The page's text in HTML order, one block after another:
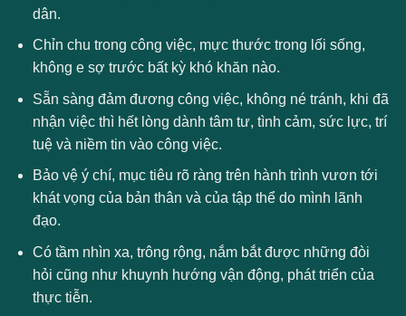
dân.
Chỉn chu trong công việc, mực thước trong lối sống,
không e sợ trước bất kỳ khó khăn nào.
Sẵn sàng đảm đương công việc, không né tránh, khi đã
nhận việc thì hết lòng dành tâm tư, tình cảm, sức lực, trí
tuệ và niềm tin vào công việc.
Bảo vệ ý chí, mục tiêu rõ ràng trên hành trình vươn tới
khát vọng của bản thân và của tập thể do mình lãnh
đạo.
Có tầm nhìn xa, trông rộng, nắm bắt được những đòi
hỏi cũng như khuynh hướng vận động, phát triển của
thực tiễn.